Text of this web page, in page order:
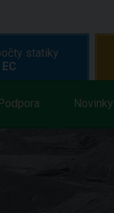
Novinky
statiky